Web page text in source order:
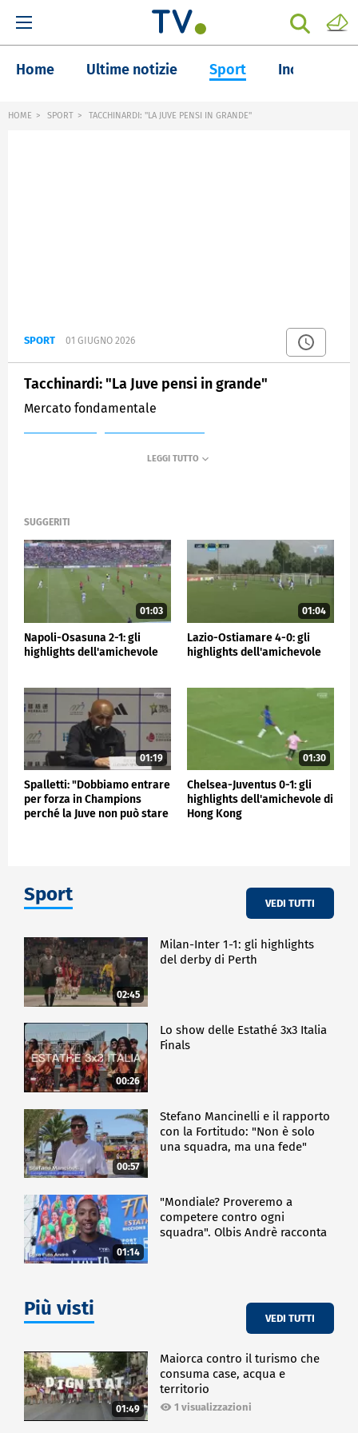
Home Ultime notizie Sport Inchieste
HOME SPORT TACCHINARDI: "LA JUVE PENSI IN GRANDE"
SPORT 01 GIUGNO 2026
Tacchinardi: "La Juve pensi in grande"
Mercato fondamentale
SUGGERITI
01:03
Napoli-Osasuna 2-1: gli
highlights dell'amichevole
01:04
Lazio-Ostiamare 4-0: gli
highlights dell'amichevole
01:19
Spalletti: "Dobbiamo entrare
per forza in Champions
perché la Juve non può stare
01:30
Chelsea-Juventus 0-1: gli
highlights dell'amichevole di
Hong Kong
Sport VEDI TUTTI
02:45
Milan-Inter 1-1: gli highlights
del derby di Perth
00:26
Lo show delle Estathé 3x3 Italia
Finals
00:57
Stefano Mancinelli e il rapporto
con la Fortitudo: "Non è solo
una squadra, ma una fede"
01:14
"Mondiale? Proveremo a
competere contro ogni
squadra". Olbis Andrè racconta
Più visti VEDI TUTTI
01:49
Maiorca contro il turismo che
consuma case, acqua e
territorio
1 visualizzazioni